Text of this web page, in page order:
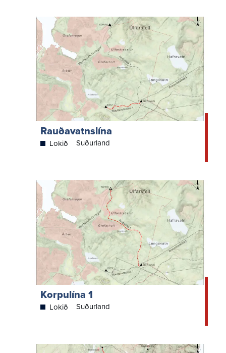
Rauðavatnslína
Lokið Suðurland
Korpulína 1
Lokið Suðurland